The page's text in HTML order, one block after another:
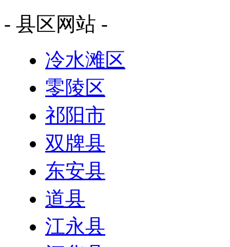
- 县区网站 -
冷水滩区
零陵区
祁阳市
双牌县
东安县
道县
江永县